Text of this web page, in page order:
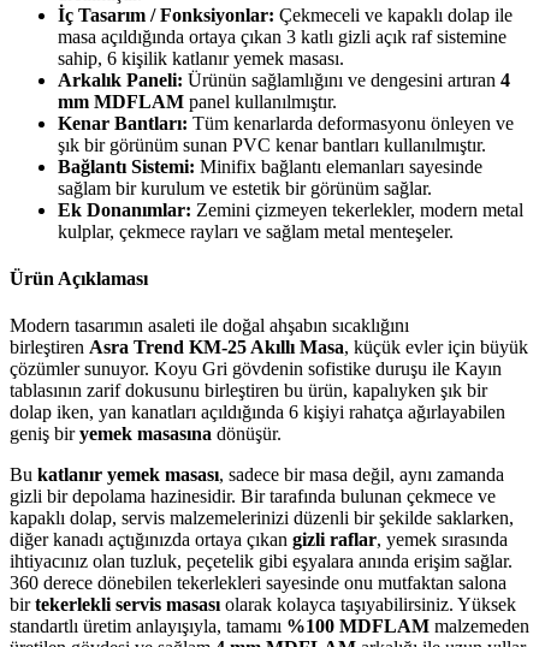
İç Tasarım / Fonksiyonlar: Çekmeceli ve kapaklı dolap ile
masa açıldığında ortaya çıkan 3 katlı gizli açık raf sistemine
sahip, 6 kişilik katlanır yemek masası.
Arkalık Paneli: Ürünün sağlamlığını ve dengesini artıran 4
mm MDFLAM panel kullanılmıştır.
Kenar Bantları: Tüm kenarlarda deformasyonu önleyen ve
şık bir görünüm sunan PVC kenar bantları kullanılmıştır.
Bağlantı Sistemi: Minifix bağlantı elemanları sayesinde
sağlam bir kurulum ve estetik bir görünüm sağlar.
Ek Donanımlar: Zemini çizmeyen tekerlekler, modern metal
kulplar, çekmece rayları ve sağlam metal menteşeler.
Ürün Açıklaması
Modern tasarımın asaleti ile doğal ahşabın sıcaklığını
birleştiren Asra Trend KM-25 Akıllı Masa, küçük evler için büyük
çözümler sunuyor. Koyu Gri gövdenin sofistike duruşu ile Kayın
tablasının zarif dokusunu birleştiren bu ürün, kapalıyken şık bir
dolap iken, yan kanatları açıldığında 6 kişiyi rahatça ağırlayabilen
geniş biryemek masasına dönüşür.
Bu katlanır yemek masası, sadece bir masa değil, aynı zamanda
gizli bir depolama hazinesidir. Bir tarafında bulunan çekmece ve
kapaklı dolap, servis malzemelerinizi düzenli bir şekilde saklarken,
diğer kanadı açtığınızda ortaya çıkan gizli raflar, yemek sırasında
ihtiyacınız olan tuzluk, peçetelik gibi eşyalara anında erişim sağlar.
360 derece dönebilen tekerlekleri sayesinde onu mutfaktan salona
birtekerlekli servis masası olarak kolayca taşıyabilirsiniz. Yüksek
standartlı üretim anlayışıyla, tamamı %100 MDFLAM malzemeden